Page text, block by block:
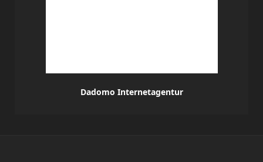
Dadomo Internetagentur